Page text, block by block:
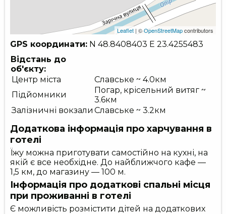
Leaflet | ©OpenStreetMapcontributors
GPS координати: N 48.8408403 E 23.4255483
Відстань до
об'єкту:
Центр міста
Славське ~ 4.0км
Підйомники
Погар, крісельний витяг ~
3.6км
Залізничні вокзали Славське ~ 3.2км
Додаткова інформація про харчування в
готелі
Їжу можна приготувати самостійно на кухні, на
якій є все необхідне. До найближчого кафе —
1,5 км, до магазину — 100 м.
Інформація про додаткові спальні місця
при проживанні в готелі
Є можливість розмістити дітей на додаткових